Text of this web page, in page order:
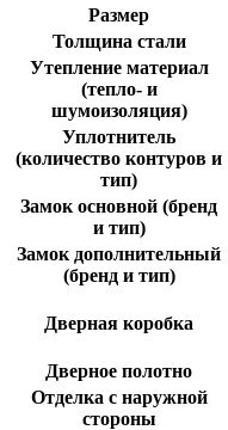
Размер
Толщина стали
Утепление материал
(тепло- и
шумоизоляция)
Уплотнитель
(количество контуров и
тип)
Замок основной (бренд
и тип)
Замок дополнительный
(бренд и тип)
Дверная коробка
Дверное полотно
Отделка с наружной
стороны